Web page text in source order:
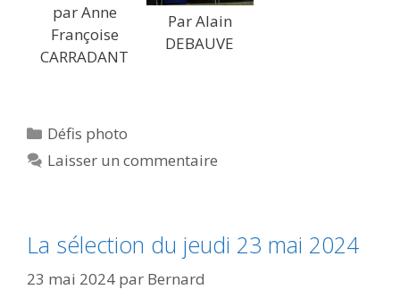
par Anne
Françoise
CARRADANT
Par Alain
DEBAUVE
Catégories
Défis photo
Laisser un commentaire
La sélection du jeudi 23 mai 2024
23 mai 2024 par Bernard